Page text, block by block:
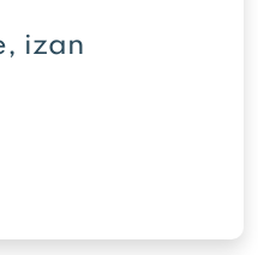
izan